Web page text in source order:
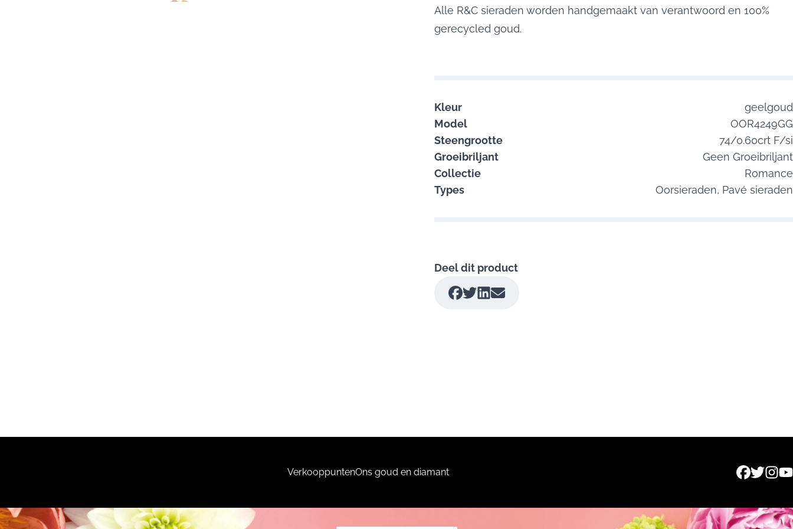
Alle R&C sieraden worden handgemaakt van verantwoord en 100%
gerecycled goud.
Kleur
geelgoud
Model
OOR4249GG
Steengrootte
74/0.60crt F/si
Groeibriljant
Geen Groeibriljant
Collectie
Romance
Types
Oorsieraden, Pavé sieraden
Deel dit product
VerkooppuntenOns goud en diamant